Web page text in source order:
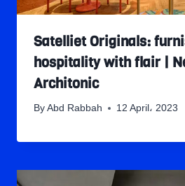
Satelliet Originals:
hospitality with flair |
Architonic
By Abd Rabbah 12 April، 2023